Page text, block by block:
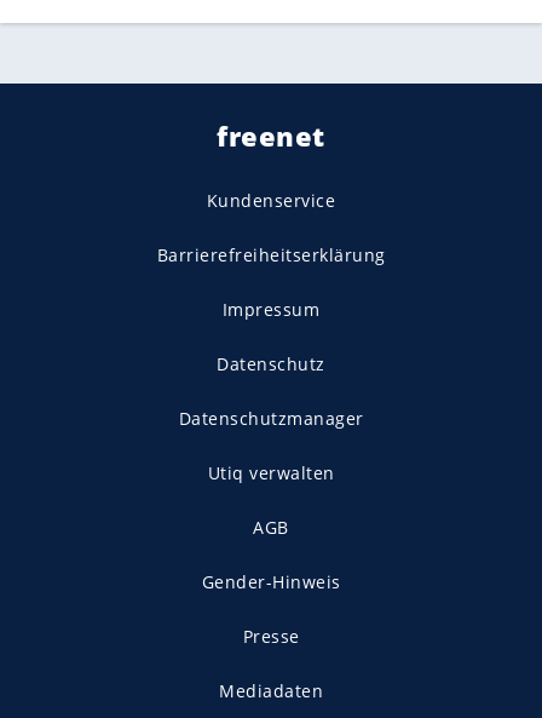
freenet
Kundenservice
Barrierefreiheitserklärung
Impressum
Datenschutz
Datenschutzmanager
Utiq verwalten
AGB
Gender-Hinweis
Presse
Mediadaten